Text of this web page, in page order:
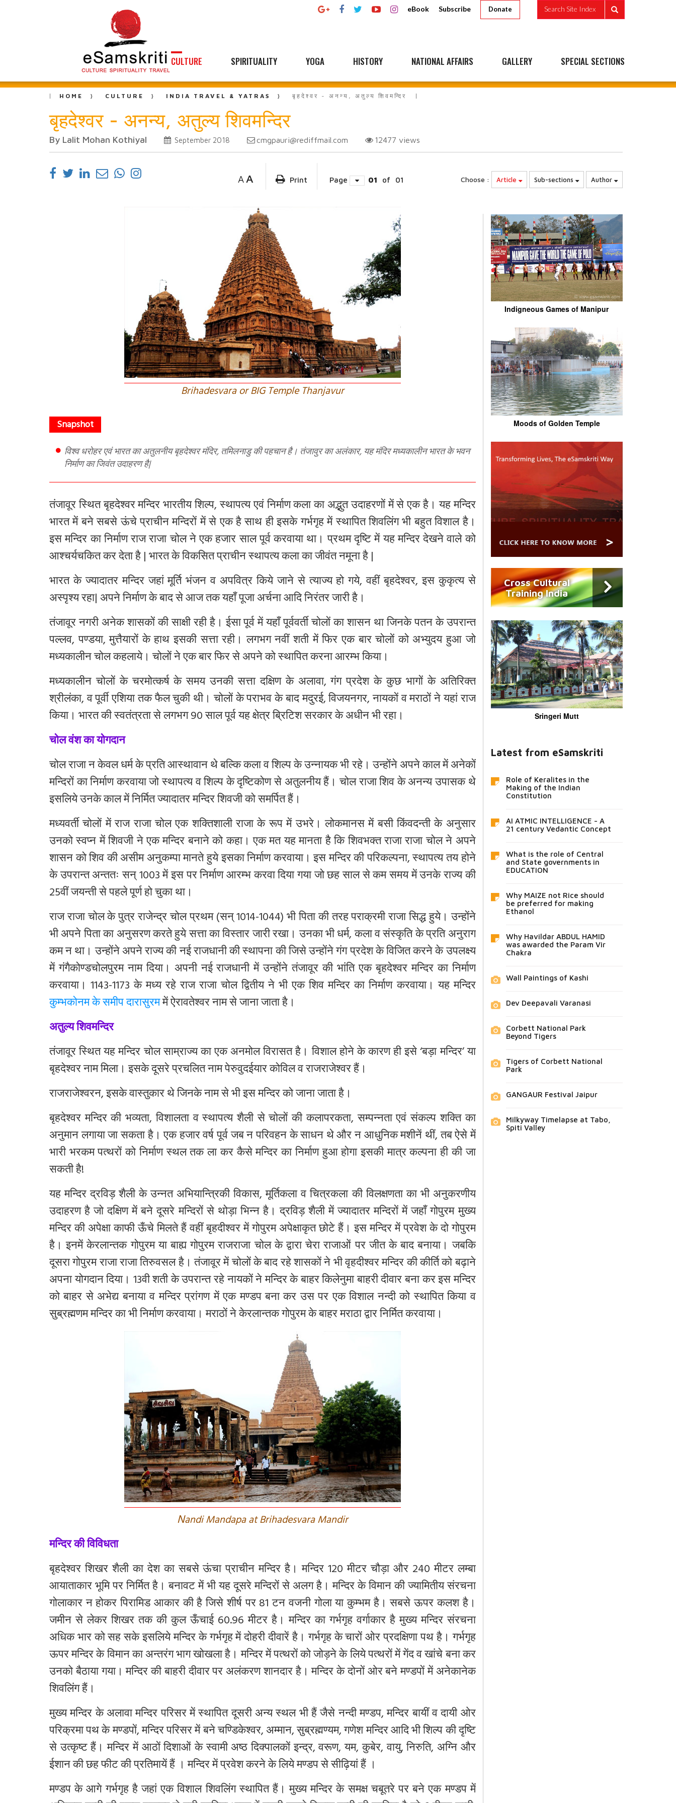
eBook Subscribe Donate Search Site Index
CULTURE SPIRITUALITY YOGA HISTORY NATIONAL AFFAIRS GALLERY SPECIAL SECTIONS
HOME CULTURE INDIA TRAVEL & YATRAS बृहदेश्वर - अनन्य, अतुल्य शिवमन्दिर
बृहदेश्वर - अनन्य, अतुल्य शिवमन्दिर
By Lalit Mohan Kothiyal September 2018 cmgpauri@rediffmail.com 12477 views
A A Print Page 01 of 01 Choose : Article Sub-sections Author
Brihadesvara or BIG Temple Thanjavur
विश्व धरोहर एवं भारत का अतुलनीय बृहदेश्वर मंदिर, तमिलनाडु की पहचान है। तंजावुर का अलंकार, यह मंदिर मध्यकालीन भारत के भवन
निर्माण का जिवंत उदाहरण है|
तंजावूरस्थितबृहदेश्वरमन्दिरभारतीयशिल्प,स्थापत्यएवंनिर्माणकलाकाअद्भुतउदाहरणोंमेंसेएकहै। यहमन्दिर
भारतमेंबनेसबसेऊंचेप्राचीनमन्दिरोंमेंसेएकहैसाथहीइसकेगर्भगृहमेंस्थापितशिवलिंगभीबहुतविशालहै।
इसमन्दिरकानिर्माणराजराजाचोलनेएकहजारसालपूर्वकरवायाथा। प्रथमदृष्टिमेंयहमन्दिरदेखनेवालेको
आश्चर्यचकितकरदेताहै|भारतकेविकसितप्राचीनस्थापत्यकलाकाजीवंतनमूनाहै|
भारतकेज्यादातरमन्दिरजहांमूर्तिभंजनवअपवित्रकियेजानेसेत्याज्यहोगये,वहींबृहदेश्वर,इसकुकृत्यसे
अस्पृश्यरहा|अपनेनिर्माणकेबादसेआजतकयहाँपूजाअर्चनाआदिनिरंतरजारीहै।
तंजावूरनगरीअनेकशासकोंकीसाक्षीरहीहै। ईसापूर्वमेंयहाँपूर्ववर्तीचोलोंकाशासनथाजिनकेपतनकेउपरान्त
पल्लव,पण्डया,मुत्तैयारोंकेहाथइसकीसत्तारही। लगभगनवींशतीमेंफिरएकबारचोलोंकोअभ्युदयहुआजो
मध्यकालीनचोलकहलाये। चोलोंनेएकबारफिरसेअपनेकोस्थापितकरनाआरम्भकिया।
मध्यकालीन चोलों के चरमोत्कर्ष के समय उनकी सत्ता दक्षिण के अलावा,गंग प्रदेश के कुछ भागों के अतिरिक्त
श्रीलंका,वपूर्वीएशियातकफैलचुकीथी। चोलोंकेपराभवकेबादमदुरई,विजयनगर,नायकोंवमराठोंनेयहांराज
किया। भारतकीस्वतंत्रतासेलगभग90सालपूर्वयहक्षेत्रब्रिटिशसरकारकेअधीनभीरहा।
चोल वंश का योगदान
चोलराजानकेवलधर्मकेप्रतिआस्थावानथेबल्किकलावशिल्पकेउन्नायकभीरहे। उन्होंनेअपनेकालमेंअनेकों
मन्दिरोंकानिर्माणकरवायाजोस्थापत्यवशिल्पकेदृष्टिकोणसेअतुलनीयहैं। चोलराजाशिवकेअनन्यउपासकथे
इसलियेउनकेकालमेंनिर्मितज्यादातरमन्दिरशिवजीकोसमर्पितहैं।
मध्यवर्तीचोलोंमेंराजराजाचोलएकशक्तिशालीराजाकेरूपमेंउभरे। लोकमानसमेंबसीकिंवदन्तीकेअनुसार
उनकोस्वप्नमेंशिवजीनेएकमन्दिरबनानेकोकहा। एकमतयहमानताहैकिशिवभक्तराजाराजाचोलनेअपने
शासनकोशिवकीअसीमअनुकम्पामानतेहुयेइसकानिर्माणकरवाया। इसमन्दिरकीपरिकल्पना,स्थापत्यतयहोने
केउपरान्तअन्ततःसन्1003मेंइसपरनिर्माणआरम्भकरवादियागयाजोछहसालसेकमसमयमेंउनकेराज्यकी
25वींजयन्तीसेपहलेपूर्णहोचुकाथा।
राजराजाचोलकेपुत्रराजेन्द्रचोलप्रथम(सन्1014-1044)भीपिताकीतरहपराक्रमीराजासिद्धहुये। उन्होंने
भीअपनेपिताकाअनुसरणकरतेहुयेसत्ताकाविस्तारजारीरखा। उनकाभीधर्म,कलावसंस्कृतिकेप्रतिअनुराग
कमनथा। उन्होंनेअपनेराज्यकीनईराजधानीकीस्थापनाकीजिसेउन्होंनेगंगप्रदेशकेविजितकरनेकेउपलक्ष्य
मेंगंगैकोण्डचोलपुरमनामदिया। अपनीनईराजधानीमेंउन्होंनेतंजावूरकीभांतिएकबृहदेश्वरमन्दिरकानिर्माण
करवाया। 1143-1173केमध्यरहेराजराजाचोलद्वितीयनेभीएकशिव मन्दिर कानिर्माणकरवाया। यहमन्दिर
कुम्भकोनम के समीप दारासुरममेंऐरावतेश्वरनामसेजानाजाताहै।
अतुल्य शिवमन्दिर
तंजावूरस्थितयहमन्दिरचोलसाम्राज्यकाएकअनमोलविरासतहै। विशालहोनेकेकारणहीइसे‘बड़ामन्दिर’या
बृहदेश्वरनाममिला। इसकेदूसरेप्रचलितनामपेरुवुदईयारकोविलवराजराजेश्वरहैं।
राजराजेश्वरन,इसकेवास्तुकारथेजिनकेनामसेभीइसमन्दिरकोजानाजाताहै।
बृहदेश्वरमन्दिरकीभव्यता,विशालतावस्थापत्यशैलीसेचोलोंकीकलापरकता,सम्पन्नताएवंसंकल्पशक्तिका
अनुमानलगायाजासकताहै। एकहजारवर्षपूर्वजबनपरिवहनकेसाधनथेऔरनआधुनिकमशीनेंथीं,तबऐसेमें
भारीभरकमपत्थरोंकोनिर्माणस्थलतकलाकरकैसेमन्दिरकानिर्माणहुआहोगाइसकीमात्रकल्पनाहीकीजा
सकतीहै!
यहमन्दिरद्रविड़शैलीकेउन्नतअभियान्त्रिकीविकास,मूर्तिकलावचित्रकलाकीविलक्षणताकाभीअनुकरणीय
उदाहरणहैजोदक्षिणमेंबनेदूसरेमन्दिरोंसेथोड़ाभिन्नहै। द्रविड़शैलीमेंज्यादातरमन्दिरोंमेंजहाँगोपुरममुख्य
मन्दिरकीअपेक्षाकाफीऊँचेमिलतेहैंवहींबृहदीश्वरमेंगोपुरमअपेक्षाकृतछोटेहैं। इसमन्दिरमेंप्रवेशकेदोगोपुरम
है। इनमेंकेरलान्तकगोपुरमयाबाह्यगोपुरमराजराजाचोलकेद्वाराचेराराजाओंपरजीतकेबादबनाया। जबकि
दूसरागोपुरमराजाराजातिरुवसलहै। तंजावूरमेंचोलोंकेबादरहेशासकोंनेभीवृहदीश्वरमन्दिरकीकीर्तिकोबढ़ाने
अपनायोगदानदिया। 13वीशतीकेउपरान्तरहेनायकोंनेमन्दिरकेबाहरकिलेनुमाबाहरीदीवारबनाकरइसमन्दिर
कोबाहरसेअभेद्यबनायावमन्दिरप्रांगणमेंएकमण्डपबनाकरउसपरएकविशालनन्दीकोस्थापितकियाव
सुब्रह्मणममन्दिरकाभीनिर्माणकरवाया। मराठोंनेकेरलान्तकगोपुरमकेबाहरमराठाद्वारनिर्मितकरवाया।
Nandi Mandapa at Brihadesvara Mandir
मन्दिर की विविधता
बृहदेश्वरशिखरशैलीकादेशकासबसेऊंचाप्राचीनमन्दिरहै। मन्दिर120मीटरचौड़ाऔर240मीटरलम्बा
आयाताकारभूमिपरनिर्मितहै। बनावटमेंभीयहदूसरेमन्दिरोंसेअलगहै। मन्दिरकेविमानकीज्यामितीयसंरचना
गोलाकारनहोकरपिरामिडआकारकीहैजिसेशीर्षपर81टनवजनीगोलायाकुम्भमहै। सबसेऊपरकलशहै।
जमीनसेलेकरशिखरतककीकुलऊँचाई60.96मीटरहै। मन्दिरकागर्भगृहवर्गाकारहैमुख्यमन्दिरसंरचना
अधिकभारकोसहसकेइसलियेमन्दिरकेगर्भगृहमेंदोहरीदीवारेंहै। गर्भगृहकेचारोंओरप्रदक्षिणापथहै। गर्भगृह
ऊपरमन्दिरकेविमानकाअन्तरंगभागखोखलाहै। मन्दिरमेंपत्थरोंकोजोड़नेकेलियेपत्थरोंमेंगेंदवखांचेबनाकर
उनकोबैठायागया। मन्दिरकीबाहरीदीवारपरअलंकरणशानदारहै। मन्दिरकेदोनोंओरबनेमण्डपोंमेंअनेकानेक
शिवलिंगहैं।
मुख्यमन्दिरकेअलावामन्दिरपरिसरमेंस्थापितदूसरीअन्यस्थलभीहैंजैसेनन्दीमण्डप,मन्दिरबायींवदायीओर
परिक्रमापथकेमण्डपों,मन्दिरपरिसरमेंबनेचण्डिकेश्वर,अम्मान,सुब्रह्मण्यम,गणेशमन्दिरआदिभीशिल्पकीदृष्टि
सेउत्कृष्टहैं। मन्दिरमेंआठोंदिशाओंकेस्वामीअष्ठदिक्पालकोंइन्द्र,वरूण,यम,कुबेर,वायु,निरुति,अग्निऔर
ईशानकीछहफीटकीप्रतिमायेंहैं । मन्दिरमेंप्रवेशकरनेकेलियेमण्डपसेसीढ़ियांहैं ।
मण्डपकेआगेगर्भगृहहैजहांएकविशालशिवलिंगस्थापितहैं। मुख्यमन्दिरकेसमक्षचबूतरेपरबनेएकमण्डपमें
Indigneous Games of Manipur
Moods of Golden Temple
Cross Cultural
Training India
Sringeri Mutt
Latest from eSamskriti
Role of Keralites in the
Making of the Indian
Constitution
AI ATMIC INTELLIGENCE - A
21 century Vedantic Concept
What is the role of Central
and State governments in
EDUCATION
Why MAIZE not Rice should
be preferred for making
Ethanol
Why Havildar ABDUL HAMID
was awarded the Param Vir
Chakra
Wall Paintings of Kashi
Dev Deepavali Varanasi
Corbett National Park
Beyond Tigers
Tigers of Corbett National
Park
GANGAUR Festival Jaipur
Milkyway Timelapse at Tabo,
Spiti Valley